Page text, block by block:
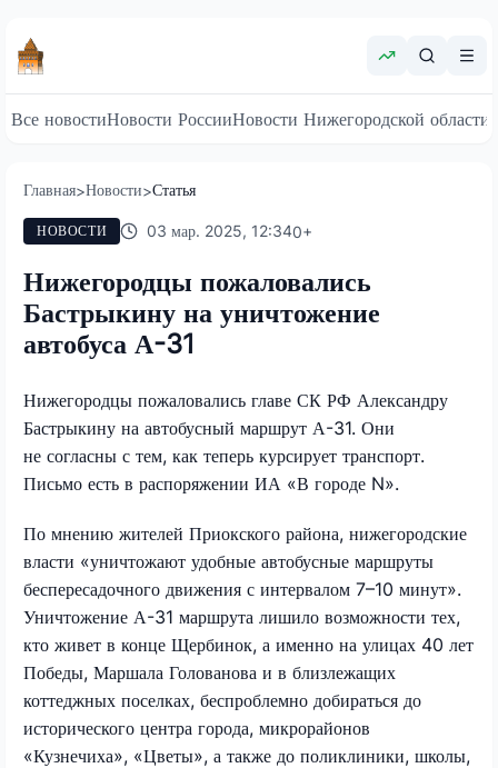
Все новостиНовости РоссииНовости Нижегородской области
Главная>Новости>Статья
НОВОСТИ 03 мар. 2025, 12:340+
Нижегородцы пожаловались
Бастрыкину на уничтожение
автобуса А-31
Нижегородцы пожаловались главе СК РФ Александру
Бастрыкину на автобусный маршрут А-31. Они
не согласны с тем, как теперь курсирует транспорт.
Письмо есть в распоряжении ИА «В городе N».
По мнению жителей Приокского района, нижегородские
власти «уничтожают удобные автобусные маршруты
беспересадочного движения с интервалом 7–10 минут».
Уничтожение А-31 маршрута лишило возможности тех,
кто живет в конце Щербинок, а именно на улицах 40 лет
Победы, Маршала Голованова и в близлежащих
коттеджных поселках, беспроблемно добираться до
исторического центра города, микрорайонов
«Кузнечиха», «Цветы», а также до поликлиники, школы,